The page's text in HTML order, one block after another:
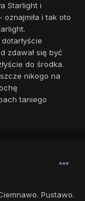
Starlight i
i tak oto
zdawał się być
do środka.
nikogo na
taniego
Pustawo.